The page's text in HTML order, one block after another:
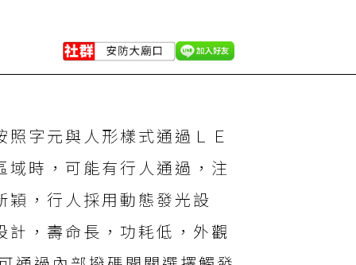
字元與人形樣式通過ＬＥ
時，可能有行人通過，注
穎，行人採用動態發光設
，壽命長，功耗低，外觀